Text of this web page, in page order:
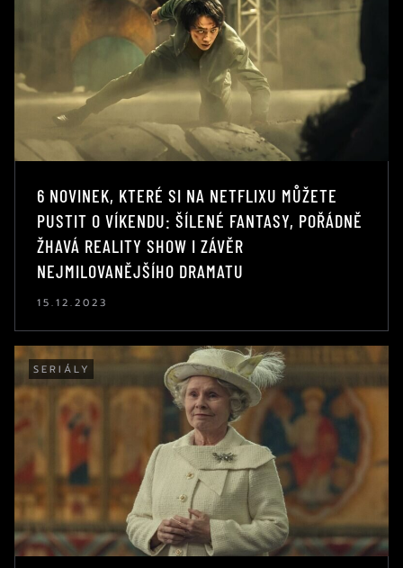
6 NOVINEK, KTERÉ SI NA NETFLIXU MŮŽETE
PUSTIT O VÍKENDU: ŠÍLENÉ FANTASY, POŘÁDNĚ
ŽHAVÁ REALITY SHOW I ZÁVĚR
NEJMILOVANĚJŠÍHO DRAMATU
15.12.2023
SERIÁLY